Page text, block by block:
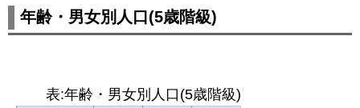
年齢・男女別人口(5歳階級)
表:年齢・男女別人口(5歳階級)